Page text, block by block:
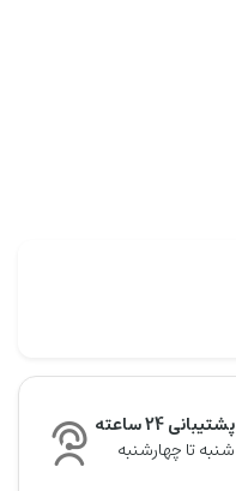
پشتیبانی 24 ساعته
شنبه تا چهارشنبه